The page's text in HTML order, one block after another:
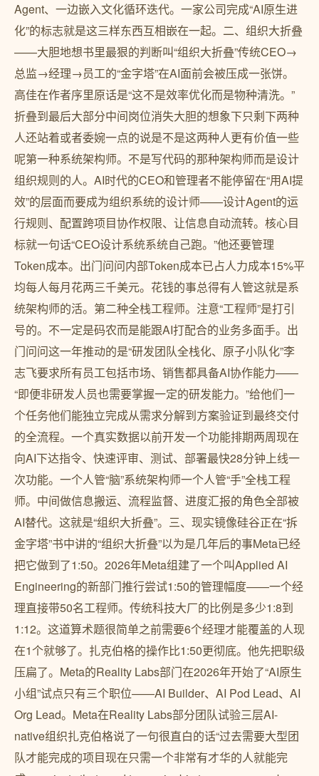
Agent、一边嵌入文化循环迭代。一家公司完成“AI原生进
化”的标志就是这三样东西互相嵌在一起。二、组织大折叠
——大胆地想书里最狠的判断叫“组织大折叠”传统CEO→
总监→经理→员工的“金字塔”在AI面前会被压成一张饼。
高佳在作者序里原话是“这不是效率优化而是物种清洗。”
折叠到最后大部分中间岗位消失大胆的想象下只剩下两种
人还站着或者委婉一点的说是不是这两种人更有价值一些
呢第一种系统架构师。不是写代码的那种架构师而是设计
组织规则的人。AI时代的CEO和管理者不能停留在“用AI提
效”的层面而要成为组织系统的设计师——设计Agent的运
行规则、配置跨项目协作权限、让信息自动流转。核心目
标就一句话“CEO设计系统系统自己跑。”他还要管理
Token成本。出门问问内部Token成本已占人力成本15%平
均每人每月花两三千美元。花钱的事总得有人管这就是系
统架构师的活。第二种全栈工程师。注意“工程师”是打引
号的。不一定是码农而是能跟AI打配合的业务多面手。出
门问问这一年推动的是“研发团队全栈化、原子小队化”李
志飞要求所有员工包括市场、销售都具备AI协作能力——
“即便非研发人员也需要掌握一定的研发能力。”给他们一
个任务他们能独立完成从需求分解到方案验证到最终交付
的全流程。一个真实数据以前开发一个功能排期两周现在
向AI下达指令、快速评审、测试、部署最快28分钟上线一
次功能。一个人管“脑”系统架构师一个人管“手”全栈工程
师。中间做信息搬运、流程监督、进度汇报的角色全部被
AI替代。这就是“组织大折叠”。三、现实镜像硅谷正在“拆
金字塔”书中讲的“组织大折叠”以为是几年后的事Meta已经
把它做到了1:50。2026年Meta组建了一个叫Applied AI
Engineering的新部门推行尝试1:50的管理幅度——一个经
理直接带50名工程师。传统科技大厂的比例是多少1:8到
1:12。这道算术题很简单之前需要6个经理才能覆盖的人现
在1个就够了。扎克伯格的操作比1:50更彻底。他先把职级
压扁了。Meta的Reality Labs部门在2026年开始了“AI原生
小组”试点只有三个职位——AI Builder、AI Pod Lead、AI
Org Lead。Meta在Reality Labs部分团队试验三层AI-
native组织扎克伯格说了一句很直白的话“过去需要大型团
队才能完成的项目现在只需一个非常有才华的人就能完